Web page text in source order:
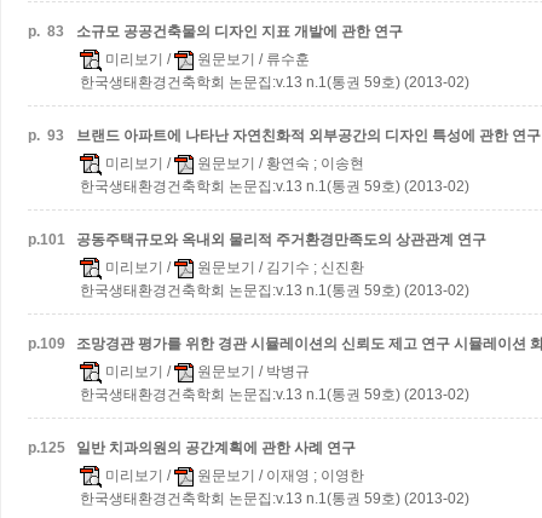
p. 83
소규모 공공건축물의 디자인 지표 개발에 관한 연구
미리보기 / 원문보기 / 류수훈
한국생태환경건축학회 논문집:v.13 n.1(통권 59호) (2013-02)
p. 93
브랜드 아파트에 나타난 자연친화적 외부공간의 디자인 특성에 관한 연구
미리보기 / 원문보기 / 황연숙 ; 이송현
한국생태환경건축학회 논문집:v.13 n.1(통권 59호) (2013-02)
p.101
공동주택규모와 옥내외 물리적 주거환경만족도의 상관관계 연구
미리보기 / 원문보기 / 김기수 ; 신진환
한국생태환경건축학회 논문집:v.13 n.1(통권 59호) (2013-02)
p.109 조망경관 평가를 위한 경관 시뮬레이션의 신뢰도 제고 연구 시뮬레이션
미리보기 / 원문보기 / 박병규
한국생태환경건축학회 논문집:v.13 n.1(통권 59호) (2013-02)
p.125
일반 치과의원의 공간계획에 관한 사례 연구
미리보기 / 원문보기 / 이재영 ; 이영한
한국생태환경건축학회 논문집:v.13 n.1(통권 59호) (2013-02)